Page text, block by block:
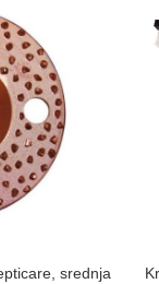
srednja